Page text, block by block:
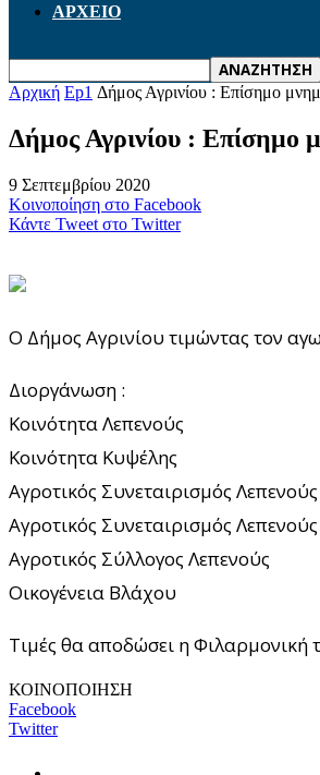
ΑΡΧΕΙΟ
Αρχική Ep1 Δήμος Αγρινίου : Επίσημο
Δήμος Αγρινίου : Επίσημο
9 Σεπτεμβρίου 2020
Κοινοποίηση στο Facebook
Κάντε Tweet στο Twitter
Ο Δήμος Αγρινίου τιμώντας τον
Διοργάνωση :
Κοινότητα Λεπενούς
Κοινότητα Κυψέλης
Αγροτικός Συνεταιρισμός
Αγροτικός Συνεταιρισμός
Αγροτικός Σύλλογος Λεπενούς
Οικογένεια Βλάχου
Τιμές θα αποδώσει η Φιλαρμονική
ΚΟΙΝΟΠΟΙΗΣΗ
Facebook
Twitter